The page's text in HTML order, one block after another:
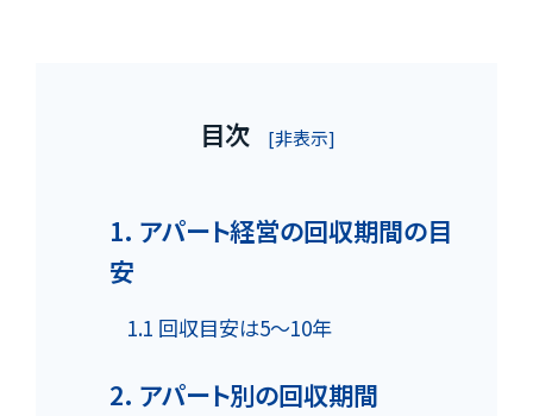
目次 [非表示]
1. アパート経営の回収期間の目
安
1.1 回収目安は5〜10年
2. アパート別の回収期間